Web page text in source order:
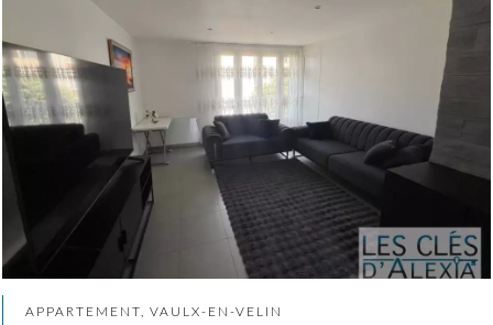
APPARTEMENT, VAULX-EN-VELIN